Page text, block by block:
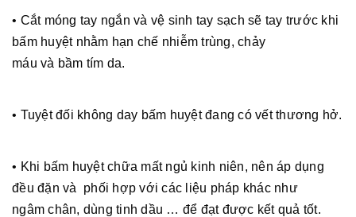
• Cắt móng tay ngắn và vệ sinh tay sạch sẽ tay trước khi
bấm huyệt nhằm hạn chế nhiễm trùng, chảy
máu và bầm tím da.
• Tuyệt đối không day bấm huyệt đang có vết thương hở.
• Khi bấm huyệt chữa mất ngủ kinh niên, nên áp dụng
đều đặn và phối hợp với các liệu pháp khác như
ngâm chân, dùng tinh dầu … để đạt được kết quả tốt.